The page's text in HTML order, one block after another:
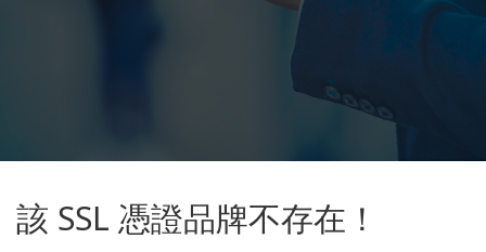
該 SSL 憑證品牌不存在！